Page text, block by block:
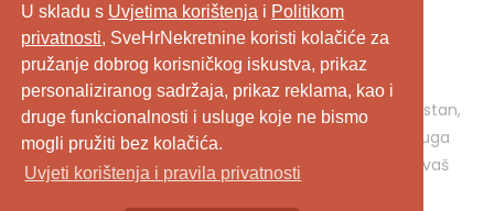
U skladu s Uvjetima korištenja i Politikom
privatnosti, SveHrNekretnine koristi kolačiće za
pružanje dobrog korisničkog iskustva, prikaz
personaliziranog sadržaja, prikaz reklama, kao i
druge funkcionalnosti i usluge koje ne bismo
mogli pružiti bez kolačića.
Uvjeti korištenja i pravila privatnosti
Kuća u Rijeci
SveHrNekretnine.com predstavlja sveobuhvatan
pretraživač/oglašivač nekretnina. Ukoliko je u pitanju stan,
kuća, vikendica, zemljište, poslovni prostor, ili neka druga
nekretnina, svehrnekretnine.com je pravo mjesto za vaš